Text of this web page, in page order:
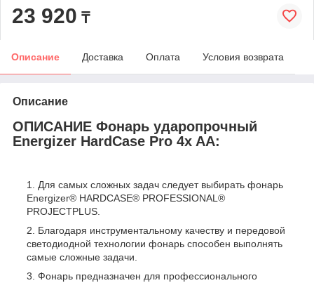
23 920 ₸
Описание Доставка Оплата Условия возврата
Описание
ОПИСАНИЕ Фонарь ударопрочный
Energizer HardCase Pro 4x AA:
Для самых сложных задач следует выбирать фонарь
Energizer® HARDCASE® PROFESSIONAL®
PROJECTPLUS.
Благодаря инструментальному качеству и передовой
светодиодной технологии фонарь способен выполнять
самые сложные задачи.
Фонарь предназначен для профессионального